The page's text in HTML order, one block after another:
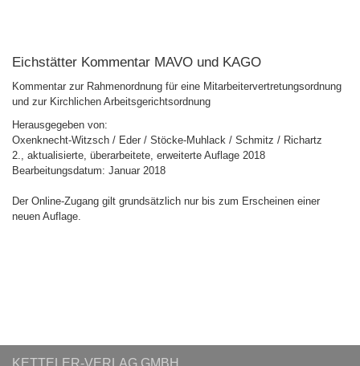
Eichstätter Kommentar MAVO und KAGO
Kommentar zur Rahmenordnung für eine Mitarbeitervertretungsordnung
und zur Kirchlichen Arbeitsgerichtsordnung
Herausgegeben von:
Oxenknecht-Witzsch / Eder / Stöcke-Muhlack / Schmitz / Richartz
2., aktualisierte, überarbeitete, erweiterte Auflage 2018
Bearbeitungsdatum: Januar 2018
Der Online-Zugang gilt grundsätzlich nur bis zum Erscheinen einer
neuen Auflage.
KETTELER-VERLAG GMBH